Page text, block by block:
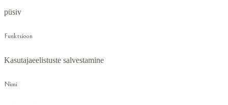
püsiv
Funktsioon
Kasutajaeelistuste salvestamine
Nimi